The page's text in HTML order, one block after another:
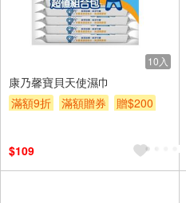
10入
康乃馨寶貝天使濕巾
滿額9折
滿額贈券 贈$200
$109